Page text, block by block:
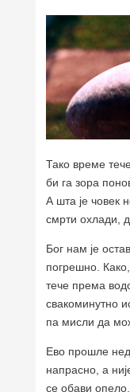
Тако време
би га зора
А шта је човек
смрти охлади,
Бог нам је
погрешно.
тече према
свакоминутно
па мисли да
Ево прошле
напрасно, а
се обави